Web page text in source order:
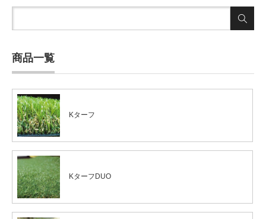
商品一覧
Kターフ
KターフDUO